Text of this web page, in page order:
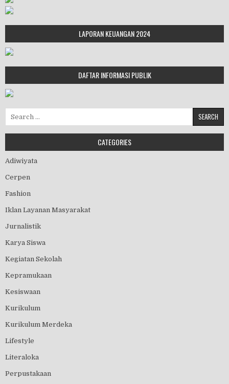
LAPORAN KEUANGAN 2024
DAFTAR INFORMASI PUBLIK
CATEGORIES
Adiwiyata
Cerpen
Fashion
Iklan Layanan Masyarakat
Jurnalistik
Karya Siswa
Kegiatan Sekolah
Kepramukaan
Kesiswaan
Kurikulum
Kurikulum Merdeka
Lifestyle
Literaloka
Perpustakaan